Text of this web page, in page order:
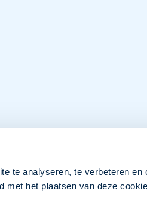
te analyseren, te verbeteren en
met het plaatsen van deze